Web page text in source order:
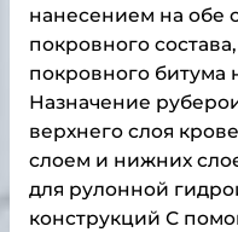
нанесением на обе
покровного
покровного битума
Назначение
верхнего слоя
слоем и нижних
для рулонной
конструкций С